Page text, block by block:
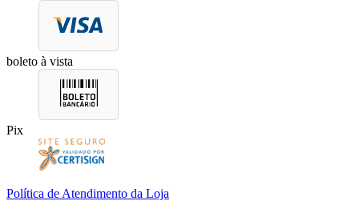
boleto à vista
Pix
Política de Atendimento da Loja